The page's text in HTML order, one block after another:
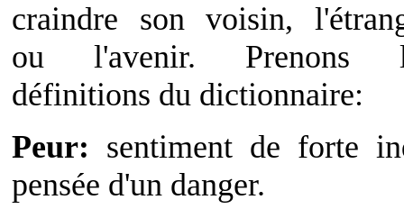
craindre son voisin,
ou l'avenir. Prenons
définitions du dictionnaire:
Peur: sentiment de forte
pensée d'un danger.